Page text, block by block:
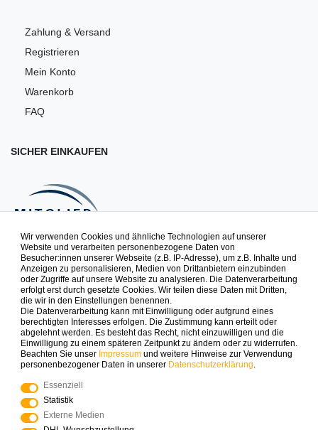
Zahlung & Versand
Registrieren
Mein Konto
Warenkorb
FAQ
SICHER EINKAUFEN
NEWSLETTER
Spielspaß zuerst erfahren. Newsletter abonnieren & 10% auf
die erste Bestellung sichern.
ABONNIEREN
Wir verwenden Cookies und ähnliche Technologien auf unserer
Website und verarbeiten personenbezogene Daten von
Besucher:innen unserer Webseite (z.B. IP-Adresse), um z.B. Inhalte und
Anzeigen zu personalisieren, Medien von Drittanbietern einzubinden
oder Zugriffe auf unsere Website zu analysieren. Die Datenverarbeitung
erfolgt erst durch gesetzte Cookies. Wir teilen diese Daten mit Dritten,
die wir in den Einstellungen benennen.
Die Datenverarbeitung kann mit Einwilligung oder aufgrund eines
berechtigten Interesses erfolgen. Die Zustimmung kann erteilt oder
abgelehnt werden. Es besteht das Recht, nicht einzuwilligen und die
Einwilligung zu einem späteren Zeitpunkt zu ändern oder zu widerrufen.
Beachten Sie unser Impressum und weitere Hinweise zur Verwendung
personenbezogener Daten in unserer Daten­schutz­erklärung.
Essenziell
Statistik
Externe Medien